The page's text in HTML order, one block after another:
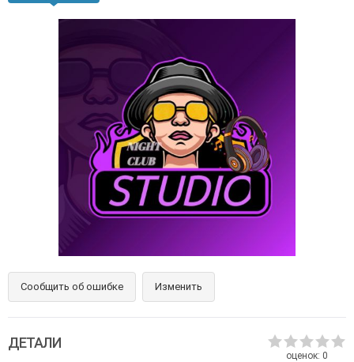
Сообщить об ошибке Изменить
оценок: 0
ДЕТАЛИ